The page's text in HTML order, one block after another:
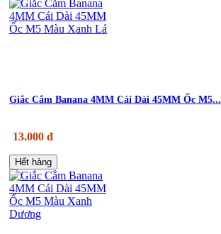
Giắc Cắm Banana 4MM Cái Dài 45MM Ốc M5...
13.000 đ
Hết hàng